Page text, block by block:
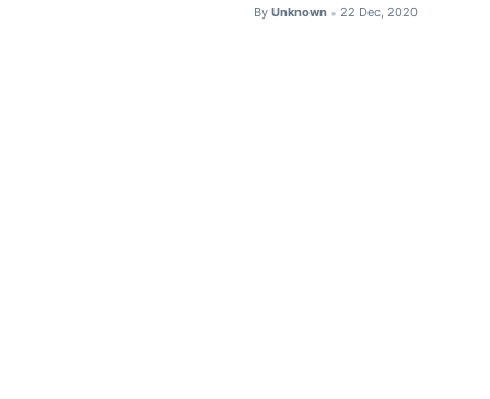
By Unknown • 22 Dec, 2020